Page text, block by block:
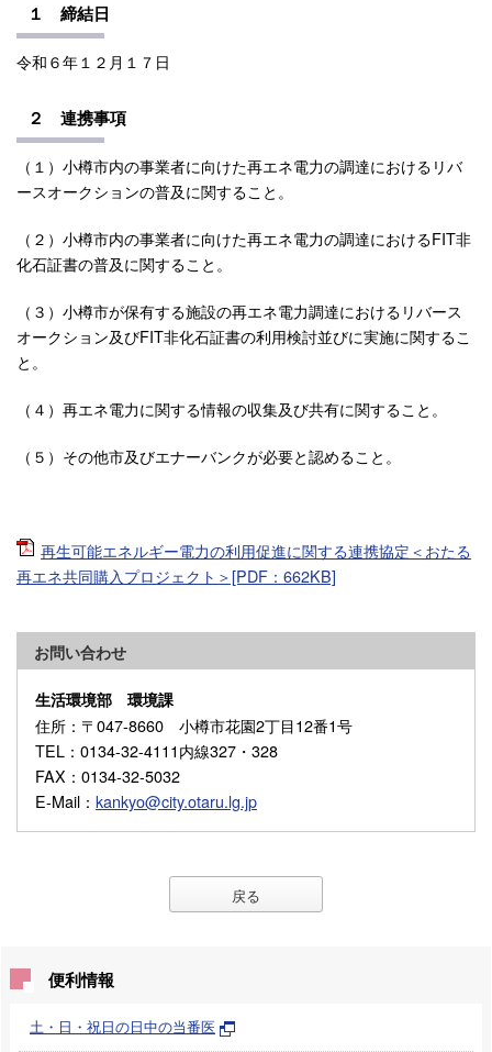
１ 締結日
令和６年１２月１７日
２ 連携事項
（１）小樽市内の事業者に向けた再エネ電力の調達におけるリバ
ースオークションの普及に関すること。
（２）小樽市内の事業者に向けた再エネ電力の調達におけるFIT非
化石証書の普及に関すること。
（３）小樽市が保有する施設の再エネ電力調達におけるリバース
オークション及びFIT非化石証書の利用検討並びに実施に関するこ
と。
（４）再エネ電力に関する情報の収集及び共有に関すること。
（５）その他市及びエナーバンクが必要と認めること。
再生可能エネルギー電力の利用促進に関する連携協定＜おたる
再エネ共同購入プロジェクト＞[PDF：662KB]
お問い合わせ
生活環境部 環境課
住所 ：〒047-8660 小樽市花園2丁目12番1号
TEL ：0134-32-4111内線327・328
FAX ：0134-32-5032
E-Mail ： kankyo@city.otaru.lg.jp
戻る
便利情報
土・日・祝日の日中の当番医